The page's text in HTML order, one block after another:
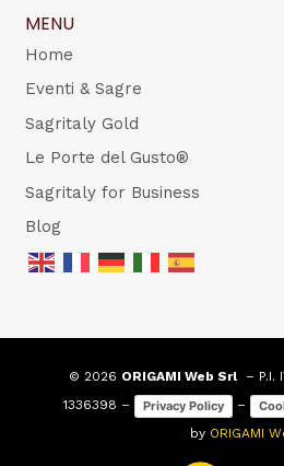
MENU
Home
Eventi & Sagre
Sagritaly Gold
Le Porte del Gusto®
Sagritaly for Business
Blog
© 2026 ORIGAMI Web Srl– P.I.
1336398 –
Privacy Policy –
by ORIGAMI